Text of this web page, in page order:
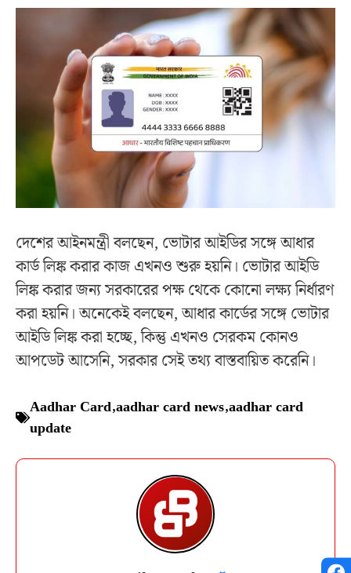
দেশের আইনমন্ত্রী বলছেন, ভোটার আইডির সঙ্গে আধার
কার্ড লিঙ্ক করার কাজ এখনও শুরু হয়নি। ভোটার আইডি
লিঙ্ক করার জন্য সরকারের পক্ষ থেকে কোনো লক্ষ্য নির্ধারণ
করা হয়নি। অনেকেই বলছেন, আধার কার্ডের সঙ্গে ভোটার
আইডি লিঙ্ক করা হচ্ছে, কিন্তু এখনও সেরকম কোনও
আপডেট আসেনি, সরকার সেই তথ্য বাস্তবায়িত করেনি।
Aadhar Card,aadhar card news,aadhar card
update